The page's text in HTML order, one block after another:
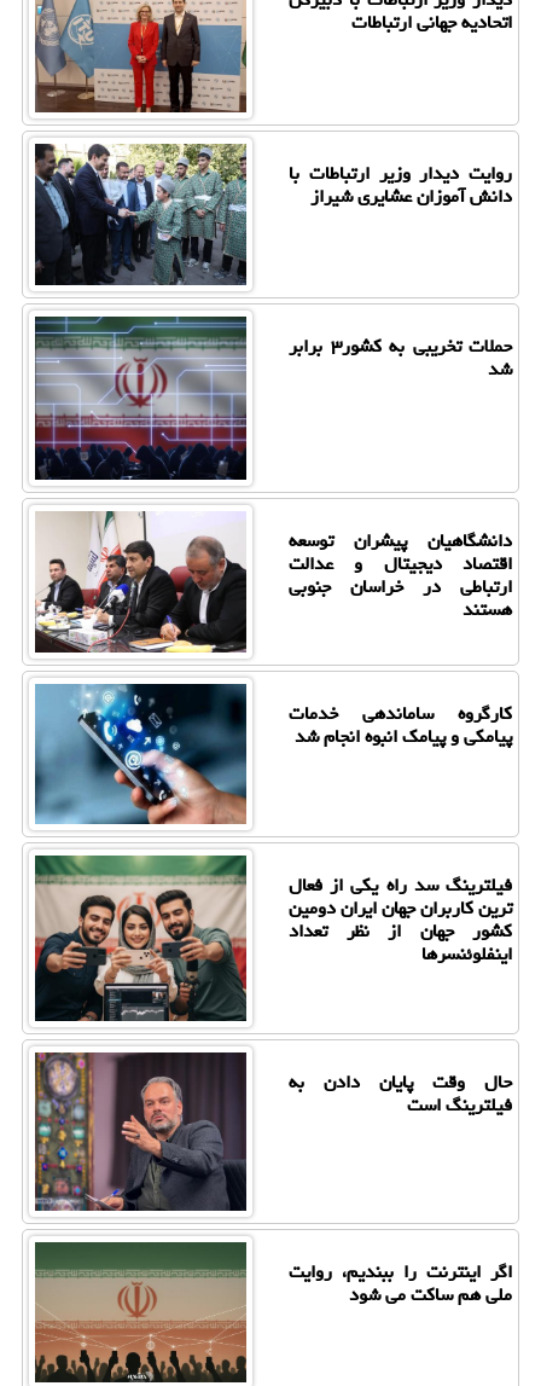
اتحادیه جهانی ارتباطات
روایت دیدار وزیر ارتباطات با
دانش آموزان عشایری شیراز
حملات تخریبی به کشور۳ برابر
شد
دانشگاهیان پیشران توسعه
اقتصاد دیجیتال و عدالت
ارتباطی در خراسان جنوبی
هستند
کارگروه ساماندهی خدمات
پیامکی و پیامک انبوه انجام شد
فیلترینگ سد راه یکی از فعال
ترین کاربران جهان ایران دومین
کشور جهان از نظر تعداد
اینفلوئنسرها
حال وقت پایان دادن به
فیلترینگ است
اگر اینترنت را ببندیم، روایت
ملی هم ساکت می شود